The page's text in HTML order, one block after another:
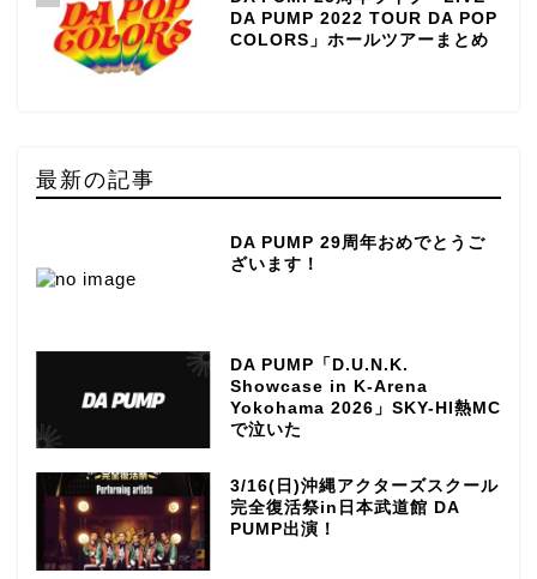
DA PUMP 2022 TOUR DA POP
COLORS」ホールツアーまとめ
最新の記事
DA PUMP 29周年おめでとうご
ざいます！
DA PUMP「D.U.N.K.
Showcase in K-Arena
Yokohama 2026」SKY-HI熱MC
で泣いた
3/16(日)沖縄アクターズスクール
完全復活祭in日本武道館 DA
PUMP出演！